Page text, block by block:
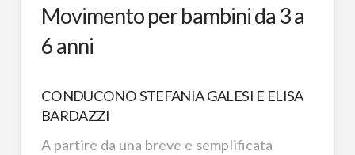
Movimento per bambini da 3 a
6 anni
CONDUCONO STEFANIA GALESI E ELISA
BARDAZZI
A partire da una breve e semplificata